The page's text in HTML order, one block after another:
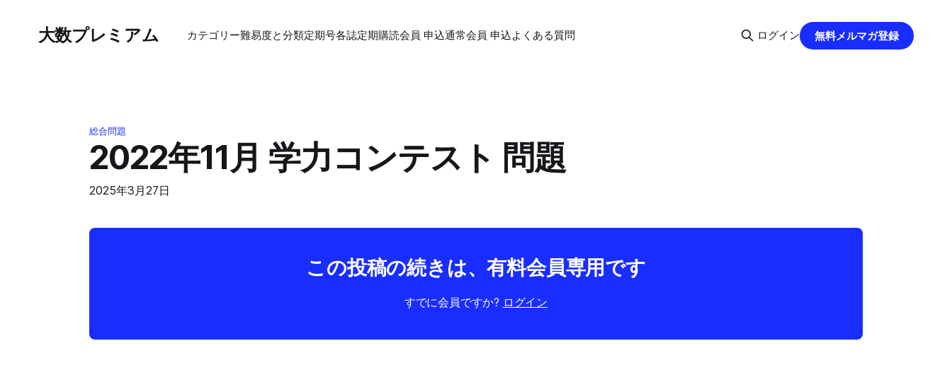
大数プレミアム カテゴリー難易度と分類定期号各誌定期購読会員 申込通常会員 申込よくある質問 ログイン 無料メルマガ登録
総合問題
2022年11月 学力コンテスト 問題
2025年3月27日
この投稿の続きは、有料会員専用です
すでに会員ですか? ログイン